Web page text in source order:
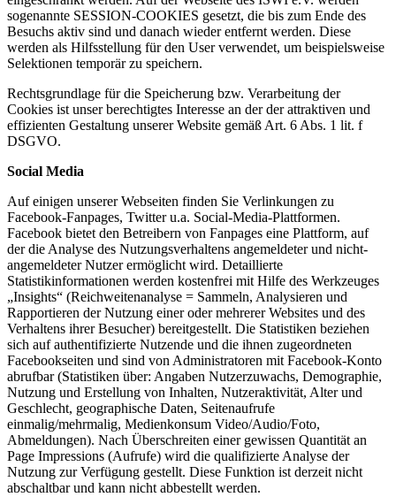
sogenannte SESSION-COOKIES gesetzt, die bis zum Ende des
Besuchs aktiv sind und danach wieder entfernt werden. Diese
werden als Hilfsstellung für den User verwendet, um beispielsweise
Selektionen temporär zu speichern.
Rechtsgrundlage für die Speicherung bzw. Verarbeitung der
Cookies ist unser berechtigtes Interesse an der der attraktiven und
effizienten Gestaltung unserer Website gemäß Art. 6 Abs. 1 lit. f
DSGVO.
Social Media
Auf einigen unserer Webseiten finden Sie Verlinkungen zu
Facebook-Fanpages, Twitter u.a. Social-Media-Plattformen.
Facebook bietet den Betreibern von Fanpages eine Plattform, auf
der die Analyse des Nutzungsverhaltens angemeldeter und nicht-
angemeldeter Nutzer ermöglicht wird. Detaillierte
Statistikinformationen werden kostenfrei mit Hilfe des Werkzeuges
„Insights“ (Reichweitenanalyse = Sammeln, Analysieren und
Rapportieren der Nutzung einer oder mehrerer Websites und des
Verhaltens ihrer Besucher) bereitgestellt. Die Statistiken beziehen
sich auf authentifizierte Nutzende und die ihnen zugeordneten
Facebookseiten und sind von Administratoren mit Facebook-Konto
abrufbar (Statistiken über: Angaben Nutzerzuwachs, Demographie,
Nutzung und Erstellung von Inhalten, Nutzeraktivität, Alter und
Geschlecht, geographische Daten, Seitenaufrufe
einmalig/mehrmalig, Medienkonsum Video/Audio/Foto,
Abmeldungen). Nach Überschreiten einer gewissen Quantität an
Page Impressions (Aufrufe) wird die qualifizierte Analyse der
Nutzung zur Verfügung gestellt. Diese Funktion ist derzeit nicht
abschaltbar und kann nicht abbestellt werden.